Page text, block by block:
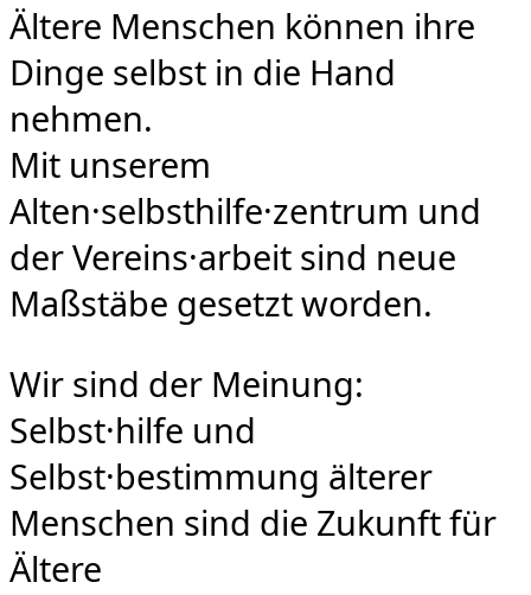
Ältere Menschen können ihre
Dinge selbst in die Hand
nehmen.
Mit unserem
Alten·selbsthilfe·zentrum und
der Vereins·arbeit sind neue
Maßstäbe gesetzt worden.
Wir sind der Meinung:
Selbst·hilfe und
Selbst·bestimmung älterer
Menschen sind die Zukunft für
Ältere